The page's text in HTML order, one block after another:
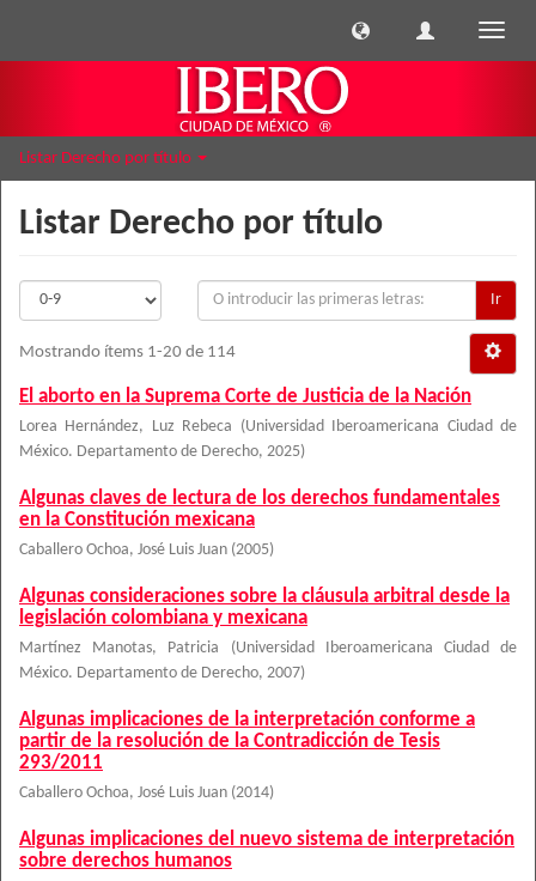
Listar Derecho por título
Listar Derecho por título
Ir
Mostrando ítems 1-20 de 114
El aborto en la Suprema Corte de Justicia de la Nación
Lorea Hernández, Luz Rebeca (Universidad Iberoamericana Ciudad de
México. Departamento de Derecho, 2025)
Algunas claves de lectura de los derechos fundamentales
en la Constitución mexicana
Caballero Ochoa, José Luis Juan (2005)
Algunas consideraciones sobre la cláusula arbitral desde la
legislación colombiana y mexicana
Martínez Manotas, Patricia (Universidad Iberoamericana Ciudad de
México. Departamento de Derecho, 2007)
Algunas implicaciones de la interpretación conforme a
partir de la resolución de la Contradicción de Tesis
293/2011
Caballero Ochoa, José Luis Juan (2014)
Algunas implicaciones del nuevo sistema de interpretación
sobre derechos humanos